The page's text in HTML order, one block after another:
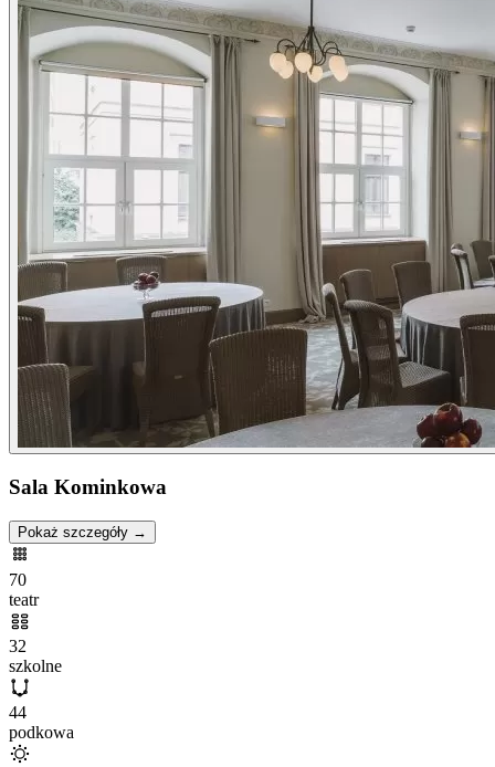
Sala Kominkowa
Pokaż szczegóły →
70
teatr
32
szkolne
44
podkowa